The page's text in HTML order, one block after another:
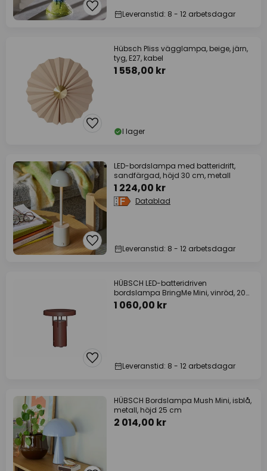
Leveranstid: 8 - 12 arbetsdagar
Hübsch Pliss vägglampa, beige, järn,
tyg, E27, kabel
1 558,00 kr
I lager
LED-bordslampa med batteridrift,
sandfärgad, höjd 30 cm, metall
1 224,00 kr
Datablad
Leveranstid: 8 - 12 arbetsdagar
HÜBSCH LED-batteridriven
bordslampa BringMe Mini, vinröd, 20
cm
1 060,00 kr
Leveranstid: 8 - 12 arbetsdagar
HÜBSCH Bordslampa Mush Mini, isblå,
metall, höjd 25 cm
2 014,00 kr